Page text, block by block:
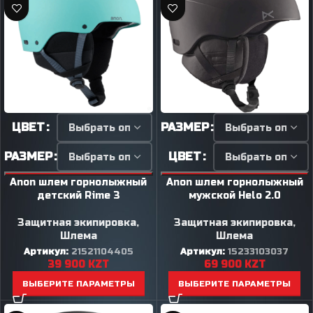
ЦВЕТ
РАЗМЕР
Anon шлем горнолыжный
детский Rime 3
Защитная экипировка,
Шлема
Артикул: 21521104405
39 900 KZT
ВЫБЕРИТЕ ПАРАМЕТРЫ
РАЗМЕР
ЦВЕТ
Anon шлем горнолыжный
мужской Helo 2.0
Защитная экипировка,
Шлема
Артикул:15233103037
69 900 KZT
ВЫБЕРИТЕ ПАРАМЕТРЫ